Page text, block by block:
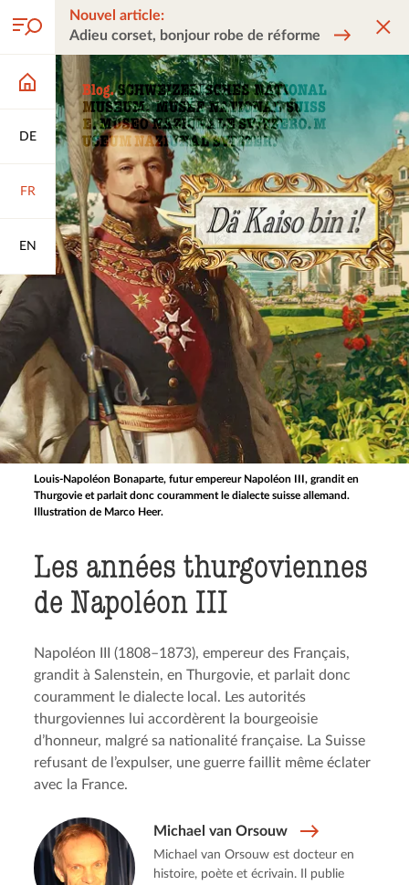
DE
FR
EN
Nouvel article:
Adieu corset, bonjour robe de réforme
Louis-Napoléon Bonaparte, futur empereur Napoléon III, grandit en
Thurgovie et parlait donc couramment le dialecte suisse allemand.
Illustration de Marco Heer.
Les années thurgo­viennes
de Napoléon III
Napoléon III (1808–1873), empereur des Français,
grandit à Salenstein, en Thurgovie, et parlait donc
couramment le dialecte local. Les autorités
thurgoviennes lui accordèrent la bourgeoisie
d’honneur, malgré sa nationalité française. La Suisse
refusant de l’expulser, une guerre faillit même éclater
avec la France.
Michael van Orsouw
Michael van Orsouw est docteur en
histoire, poète et écrivain. Il publie